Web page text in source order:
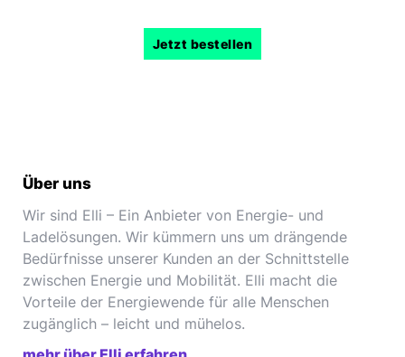
Jetzt bestellen
Über uns
Wir sind Elli – Ein Anbieter von Energie- und
Ladelösungen. Wir kümmern uns um drängende
Bedürfnisse unserer Kunden an der Schnittstelle
zwischen Energie und Mobilität. Elli macht die
Vorteile der Energiewende für alle Menschen
zugänglich – leicht und mühelos.